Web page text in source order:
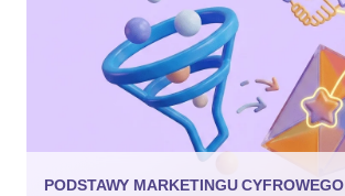
PODSTAWY MARKETINGU CYFROWEGO